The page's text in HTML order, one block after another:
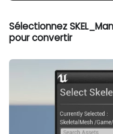
Sélectionnez
pour convertir